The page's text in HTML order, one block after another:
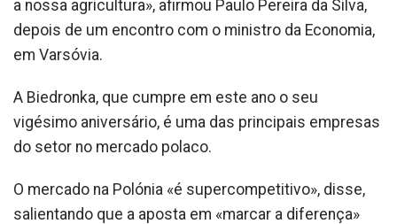
a nossa agricultura», afirmou Paulo Pereira da Silva,
depois de um encontro com o ministro da Economia,
em Varsóvia.
A Biedronka, que cumpre em este ano o seu
vigésimo aniversário, é uma das principais empresas
do setor no mercado polaco.
O mercado na Polónia «é supercompetitivo», disse,
salientando que a aposta em «marcar a diferença»